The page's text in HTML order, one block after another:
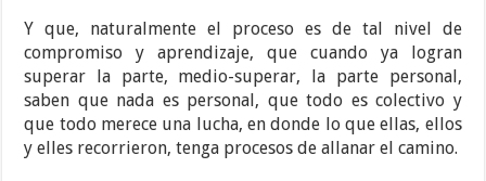
Y que, naturalmente el proceso es de tal nivel de
compromiso y aprendizaje, que cuando ya logran
superar la parte, medio-superar, la parte personal,
saben que nada es personal, que todo es colectivo y
que todo merece una lucha, en donde lo que ellas, ellos
y elles recorrieron, tenga procesos de allanar el camino.